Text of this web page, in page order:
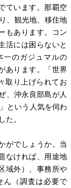
ています。那覇空
、観光地、移住地
もあります。コン
活には困らないと
一のガジュマルの
あります。「世界
取り上げられてお
、沖永良部島が人
という人気を伺わ
。
がでしょうか。当
なければ、用途地
域外）、事務所や
ん（調査は必要で